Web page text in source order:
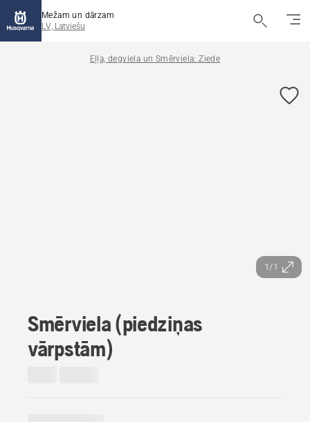
Mežam un dārzam
LV, Latviešu
Eļļa, degviela un Smērviela: Ziede
1/1
Smērviela (piedziņas
vārpstām)